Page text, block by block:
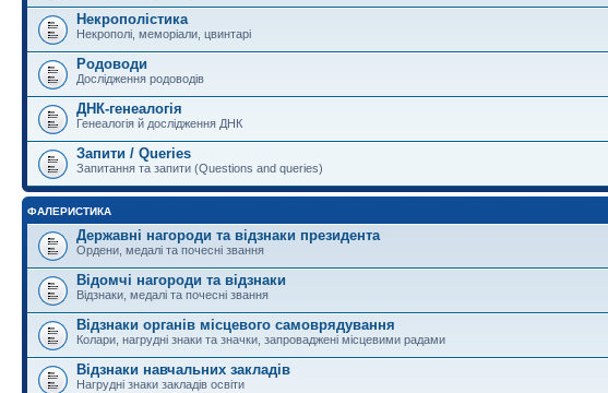
Некрополістика
Некрополі, меморіали, цвинтарі
Родоводи
Дослідження родоводів
ДНК-генеалогія
Генеалогія й дослідження ДНК
Запити / Queries
Запитання та запити (Questions and queries)
ФАЛЕРИСТИКА
Державні нагороди та відзнаки президента
Ордени, медалі та почесні звання
Відомчі нагороди та відзнаки
Відзнаки, медалі та почесні звання
Відзнаки органів місцевого самоврядування
Колари, нагрудні знаки та значки, запроваджені місцевими радами
Відзнаки навчальних закладів
Нагрудні знаки закладів освіти